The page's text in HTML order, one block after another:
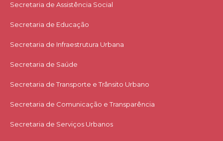
Secretaria de Assistência Social
Secretaria de Educação
Secretaria de Infraestrutura Urbana
Secretaria de Saúde
Secretaria de Transporte e Trânsito Urbano
Secretaria de Comunicação e Transparência
Secretaria de Serviços Urbanos